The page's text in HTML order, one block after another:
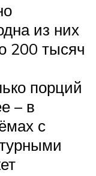
из них
200 тысяч
порций
– в
с